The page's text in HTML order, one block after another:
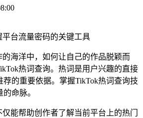
台流量密码的关键工具
的海洋中，如何让自己的作品脱颖而
热词查询。热词是用户兴趣的直接
的重要依据。掌握TikTok热词查询技
命脉。
能帮助创作者了解当前平台上的热门